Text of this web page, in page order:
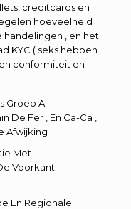
creditcards en
hoeveelheid
handelingen , en het
KYC ( seks hebben
conformiteit en
Groep A
De Fer , En Ca-Ca ,
.
Met
Voorkant
En Regionale